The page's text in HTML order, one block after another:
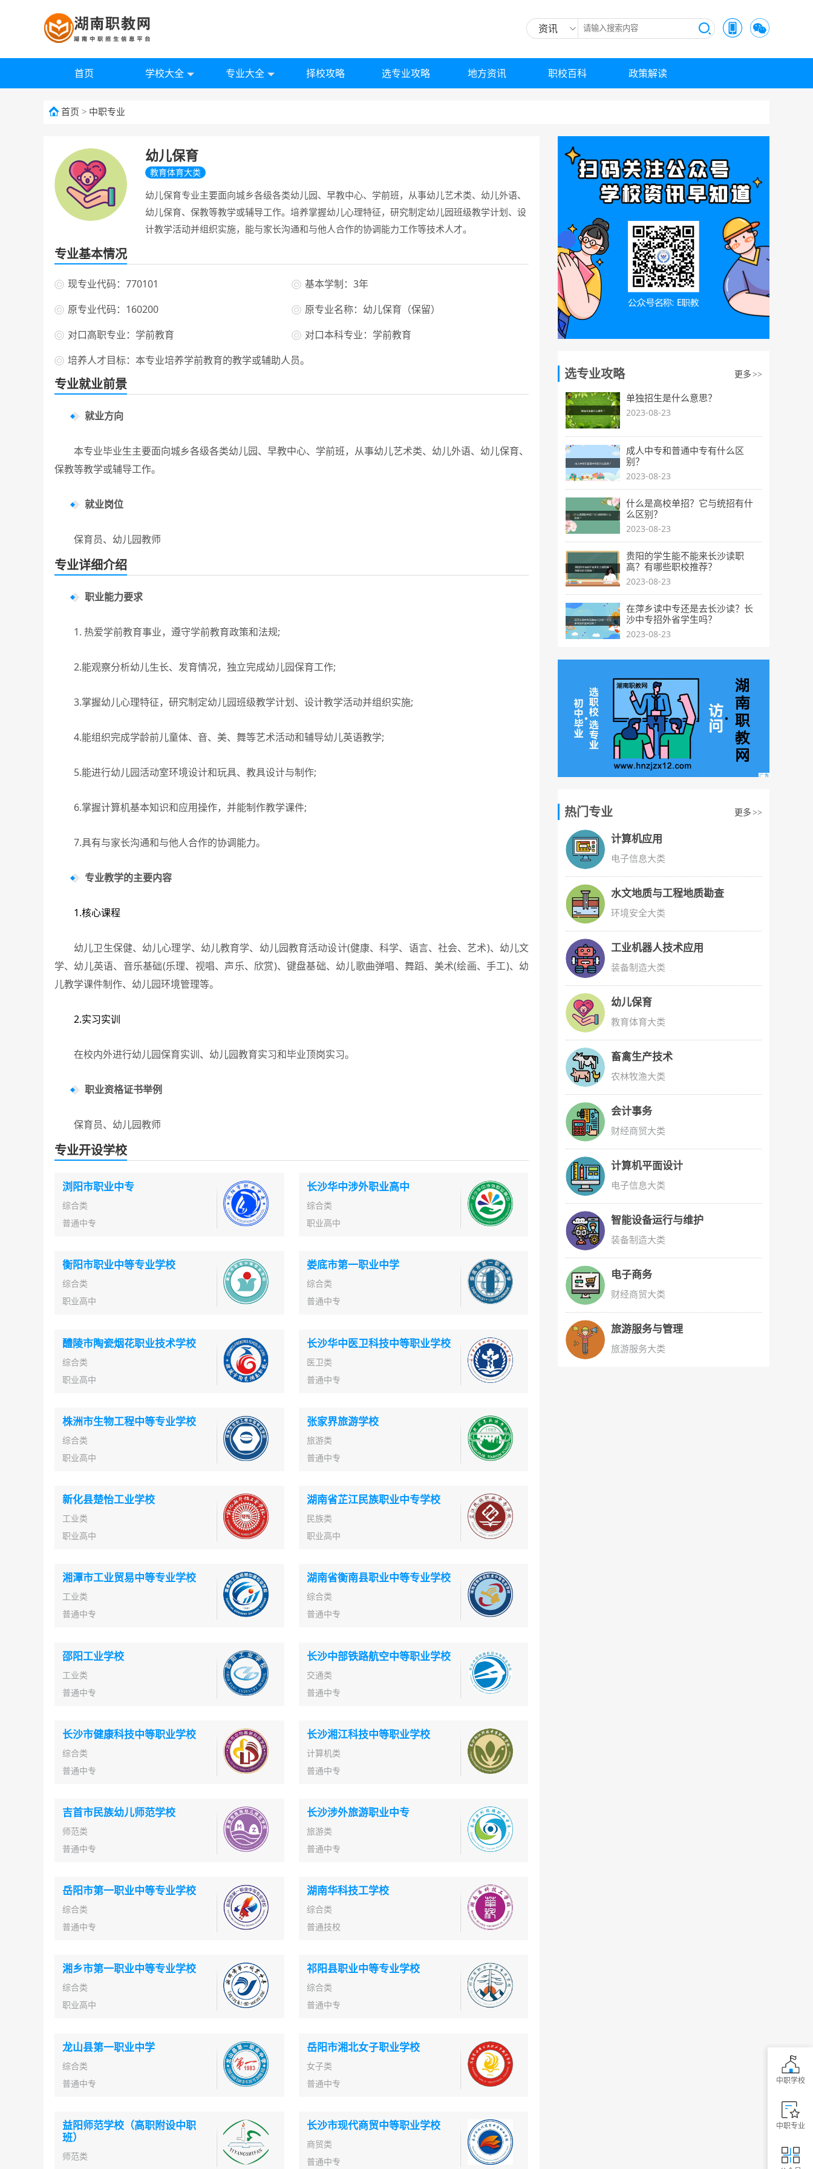
资讯
首页 学校大全 专业大全 择校攻略 选专业攻略 地方资讯 职校百科 政策解读
首页 > 中职专业
幼儿保育
教育体育大类
幼儿保育专业主要面向城乡各级各类幼儿园、早教中心、学前班，从事幼儿艺术类、幼儿外语、
幼儿保育、保教等教学或辅导工作。培养掌握幼儿心理特征，研究制定幼儿园班级教学计划、设
计教学活动并组织实施，能与家长沟通和与他人合作的协调能力工作等技术人才。
专业基本情况
现专业代码：770101
基本学制：3年
原专业代码：160200
原专业名称：幼儿保育（保留）
对口高职专业：学前教育
对口本科专业：学前教育
培养人才目标：本专业培养学前教育的教学或辅助人员。
专业就业前景
就业方向
本专业毕业生主要面向城乡各级各类幼儿园、早教中心、学前班，从事幼儿艺术类、幼儿外语、幼儿保育、
保教等教学或辅导工作。
就业岗位
保育员、幼儿园教师
专业详细介绍
职业能力要求
1. 热爱学前教育事业，遵守学前教育政策和法规;
2.能观察分析幼儿生长、发育情况，独立完成幼儿园保育工作;
3.掌握幼儿心理特征，研究制定幼儿园班级教学计划、设计教学活动并组织实施;
4.能组织完成学龄前儿童体、音、美、舞等艺术活动和辅导幼儿英语教学;
5.能进行幼儿园活动室环境设计和玩具、教具设计与制作;
6.掌握计算机基本知识和应用操作，并能制作教学课件;
7.具有与家长沟通和与他人合作的协调能力。
专业教学的主要内容
1.核心课程
幼儿卫生保健、幼儿心理学、幼儿教育学、幼儿园教育活动设计(健康、科学、语言、社会、艺术)、幼儿文
学、幼儿英语、音乐基础(乐理、视唱、声乐、欣赏)、键盘基础、幼儿歌曲弹唱、舞蹈、美术(绘画、手工)、幼
儿教学课件制作、幼儿园环境管理等。
2.实习实训
在校内外进行幼儿园保育实训、幼儿园教育实习和毕业顶岗实习。
职业资格证书举例
保育员、幼儿园教师
专业开设学校
浏阳市职业中专
综合类
普通中专
长沙华中涉外职业高中
综合类
职业高中
衡阳市职业中等专业学校
综合类
职业高中
娄底市第一职业中学
综合类
普通中专
醴陵市陶瓷烟花职业技术学校
综合类
职业高中
长沙华中医卫科技中等职业学校
医卫类
普通中专
株洲市生物工程中等专业学校
综合类
职业高中
张家界旅游学校
旅游类
普通中专
新化县楚怡工业学校
工业类
职业高中
湖南省芷江民族职业中专学校
民族类
职业高中
湘潭市工业贸易中等专业学校
工业类
普通中专
湖南省衡南县职业中等专业学校
综合类
普通中专
邵阳工业学校
工业类
普通中专
长沙中部铁路航空中等职业学校
交通类
普通中专
长沙市健康科技中等职业学校
综合类
普通中专
长沙湘江科技中等职业学校
计算机类
普通中专
吉首市民族幼儿师范学校
师范类
普通中专
长沙涉外旅游职业中专
旅游类
普通中专
岳阳市第一职业中等专业学校
综合类
普通中专
湖南华科技工学校
综合类
普通技校
湘乡市第一职业中等专业学校
综合类
职业高中
祁阳县职业中等专业学校
综合类
普通中专
龙山县第一职业中学
综合类
普通中专
岳阳市湘北女子职业学校
女子类
普通中专
益阳师范学校（高职附设中职
班）
师范类
长沙市现代商贸中等职业学校
商贸类
普通中专
选专业攻略 更多 >>
单独招生是什么意思？
2023-08-23
成人中专和普通中专有什么区
别？
2023-08-23
什么是高校单招？它与统招有什
么区别？
2023-08-23
贵阳的学生能不能来长沙读职
高？有哪些职校推荐？
2023-08-23
在萍乡读中专还是去长沙读？长
沙中专招外省学生吗？
2023-08-23
热门专业 更多 >>
计算机应用
电子信息大类
水文地质与工程地质勘查
环境安全大类
工业机器人技术应用
装备制造大类
幼儿保育
教育体育大类
畜禽生产技术
农林牧渔大类
会计事务
财经商贸大类
计算机平面设计
电子信息大类
智能设备运行与维护
装备制造大类
电子商务
财经商贸大类
旅游服务与管理
旅游服务大类
中职学校
中职专业